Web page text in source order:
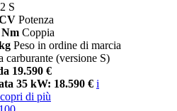
S
Potenza
Nm Coppia
Peso in ordine di marcia
carburante (versione S)
19.590 €
35 kW: 18.590 € i
di più